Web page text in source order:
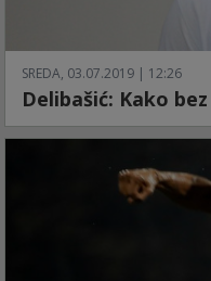
SREDA, 03.07.2019 | 12:26
Delibašić: Kako